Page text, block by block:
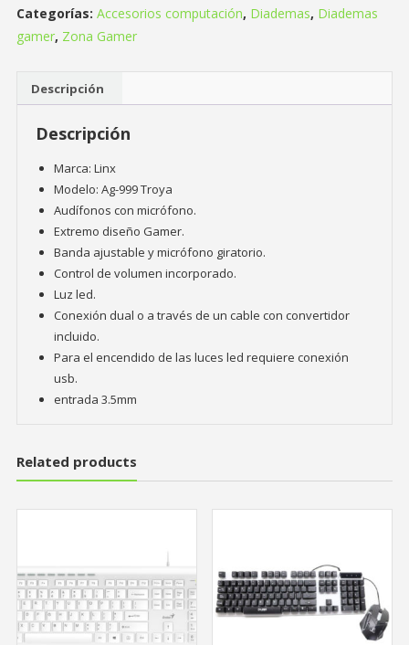
Categorías: Accesorios computación, Diademas, Diademas
gamer, Zona Gamer
Descripción
Descripción
Marca: Linx
Modelo: Ag-999 Troya
Audífonos con micrófono.
Extremo diseño Gamer.
Banda ajustable y micrófono giratorio.
Control de volumen incorporado.
Luz led.
Conexión dual o a través de un cable con convertidor
incluido.
Para el encendido de las luces led requiere conexión
usb.
entrada 3.5mm
Related products